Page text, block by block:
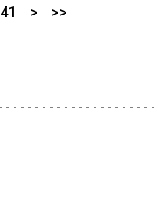
41 > >>